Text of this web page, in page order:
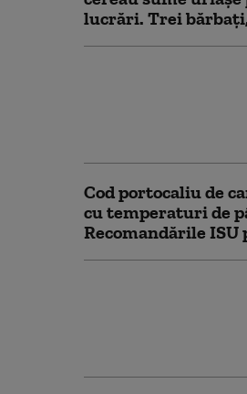
lucrări. Trei
Cod portocaliu de
cu temperaturi de
Recomandările